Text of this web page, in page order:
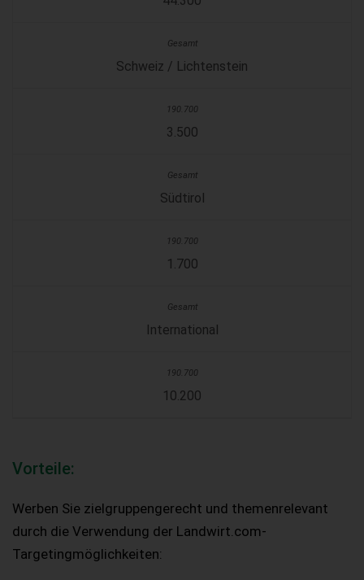
Schweiz / Lichtenstein
3.500
Südtirol
1.700
International
10.200
Vorteile:
Werben Sie zielgruppengerecht und themenrelevant
durch die Verwendung der Landwirt.com-
Targetingmöglichkeiten: